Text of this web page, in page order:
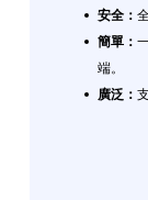
安全：
簡單：
端。
廣泛：